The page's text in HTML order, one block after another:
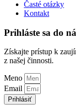
Časté otázky
Kontakt
Prihláste sa do
Získajte prístup k
z našej činnosti.
Meno
Email
Prihlásiť